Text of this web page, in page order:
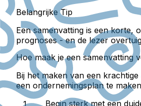
Belangrijke Tip
Een samenvatting is een korte,
prognoses - en de lezer
Hoe maak je een samenvatting
Bij het maken van een
een ondernemingsplan te
Begin sterk met een